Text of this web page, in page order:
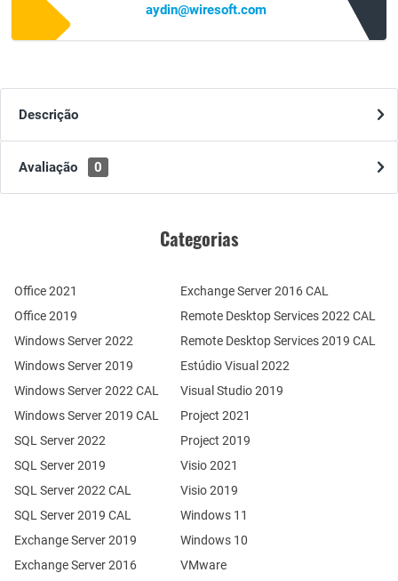
aydin@wiresoft.com
Descrição
Avaliação 0
Categorias
Office 2021
Office 2019
Windows Server 2022
Windows Server 2019
Exchange Server 2019
Exchange Server 2016
SQL Server 2022
SQL Server 2019
Windows Server 2022 CAL
Windows Server 2019 CAL
SQL Server 2022 CAL
SQL Server 2019 CAL
Remote Desktop Services 2022 CAL
Remote Desktop Services 2019 CAL
Exchange Server 2016 CAL
Estúdio Visual 2022
Visual Studio 2019
Project 2021
Project 2019
Visio 2021
Visio 2019
Windows 11
Windows 10
VMware